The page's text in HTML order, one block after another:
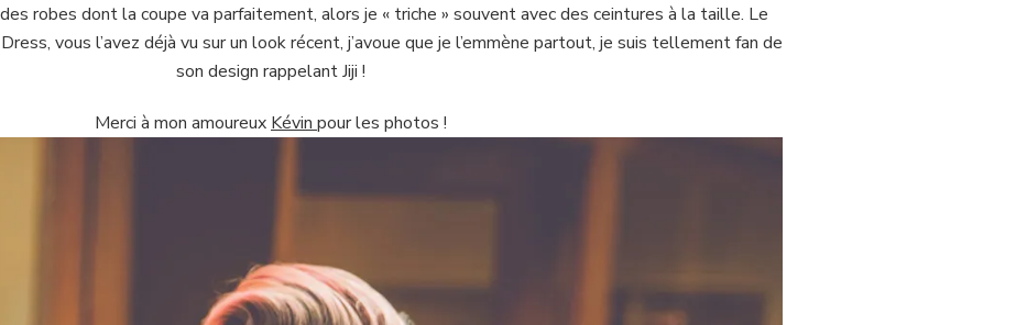
robes dont la coupe va parfaitement, alors je « triche » souvent avec des ceintures à la taille. Le
vous l’avez déjà vu sur un look récent, j’avoue que je l’emmène partout, je suis tellement fan de
son design rappelant Jiji !
Merci à mon amoureux Kévin pour les photos !